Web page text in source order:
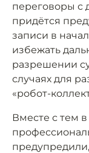
переговоры с
придётся
записи в
избежать
разрешении
случаях для
«робот-
Вместе с тем